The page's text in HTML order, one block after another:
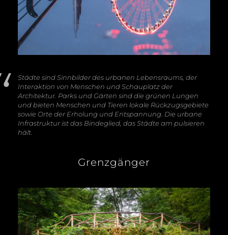
Städte sind Sinnbilder des urbanen Lebensraums, der
Interaktion von Menschen und Schauplatz der
Architektur. Parks und Gärten sind die grünen Lungen
und bieten Menschen und Tieren lokale Rückzugsgebiete
sowie Orte der Erholung und Entspannung. Die urbane
Infrastruktur ist das Bindeglied, das Städte am pulsieren
hält.
Grenzgänger